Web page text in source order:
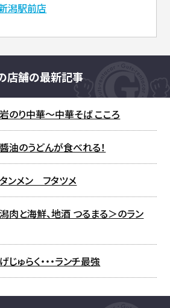
潟駅前店
店舗の最新記事
のり中華～中華そば こころ
油のうどんが食べれる！
ンメン フタツメ
肉と海鮮、地酒 つるまる＞のラン
ゅらく・・・ランチ最強